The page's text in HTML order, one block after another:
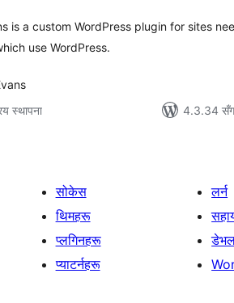
is a custom WordPress plugin for sites
use WordPress.
स्थापना
4.3.34 सँग
सोकेस
थिमहरू
प्लगिनहरू
प्याटर्नहरू
लर्न